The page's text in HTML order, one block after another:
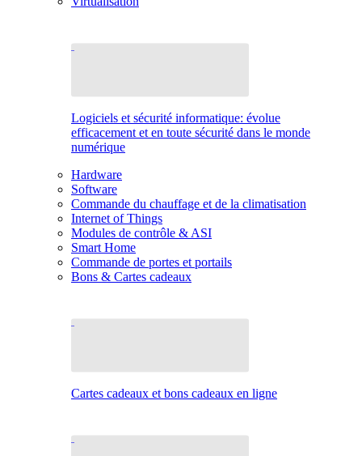
Logiciels et sécurité informatique: évolue
efficacement et en toute sécurité dans le monde
numérique
Hardware
Software
Commande du chauffage et de la climatisation
Internet of Things
Modules de contrôle & ASI
Smart Home
Commande de portes et portails
Bons & Cartes cadeaux
Cartes cadeaux et bons cadeaux en ligne